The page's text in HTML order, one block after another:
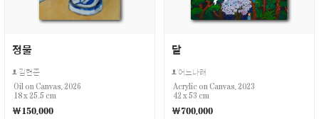
정물
김현준
Oil on Canvas, 2026
18 x 25.5 cm
￦150,000
달
어느나래
Acrylic on Canvas, 2023
42 x 53 cm
￦700,000